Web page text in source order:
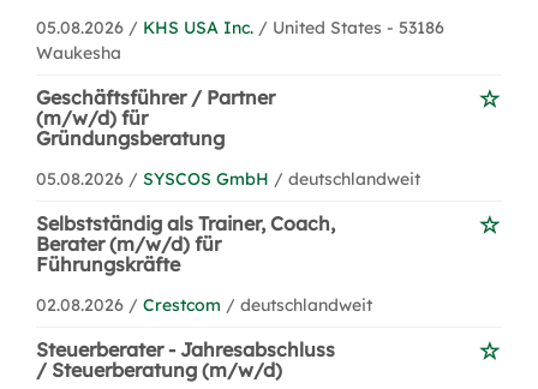
05.08.2026 / KHS USA Inc. / United States - 53186
Waukesha
Geschäftsführer / Partner
(m/w/d) für
Gründungsberatung
05.08.2026 / SYSCOS GmbH / deutschlandweit
Selbstständig als Trainer, Coach,
Berater (m/w/d) für
Führungskräfte
02.08.2026 / Crestcom / deutschlandweit
Steuerberater - Jahresabschluss
/ Steuerberatung (m/w/d)